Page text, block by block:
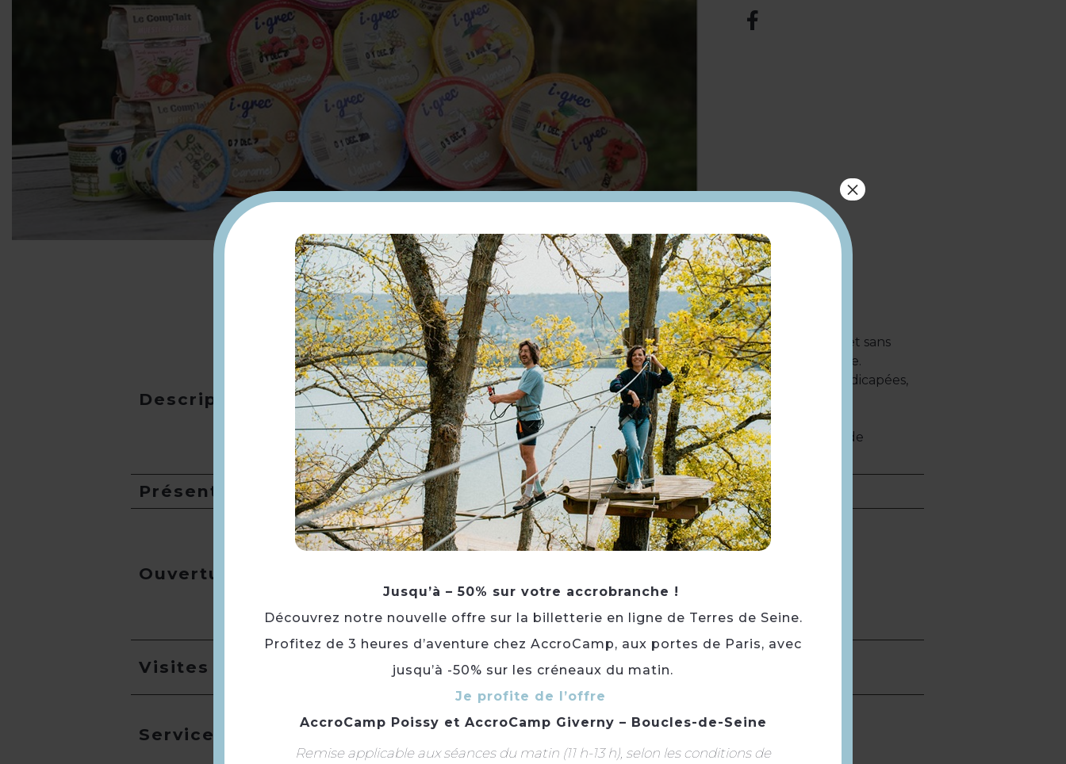
Description
Il crée et fabrique dans la région des produits frais, gourmands, de qualité et sans
additifs, sans colorant et sans conservateur dans une démarche responsable.
Aussi, I-grec travaille avec l'association ESAT qui engage des personnes handicapées,
elles s'occupent du packaging des produits.
Il est possible de visiter le laboratoire.
Soutenir l'activité locale, la marque a décidé d'acquérir une boutique afin de
proposer leur yaourt ainsi que des producteurs locaux.
Présentation
Ouverture
Toute l'année. Tous les jours.
Fermé le mardi.
Mercredi, Vendredi, Samedi : de 11h à 19h
Dimanche : de 10h à 13h.
Visites Langues de la visite :Anglais · Français
Services
Boutique
Livraison à domicile
Jusqu’à – 50% sur votre accrobranche !
Découvrez notre nouvelle offre sur la billetterie en ligne de Terres de Seine.
Profitez de 3 heures d’aventure chez AccroCamp, aux portes de Paris, avec
jusqu’à -50% sur les créneaux du matin.
Je profite de l’offre
AccroCamp Poissy et AccroCamp Giverny – Boucles-de-Seine
Remise applicable aux séances du matin (11 h-13 h), selon les conditions de
×